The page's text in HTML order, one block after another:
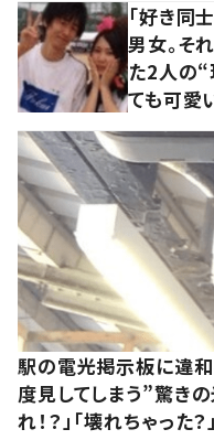
「好き同
男女。そ
た2人の
ても可愛
駅の電光掲示板に違
度見してしまう”驚き
れ！？」「壊れちゃった？」